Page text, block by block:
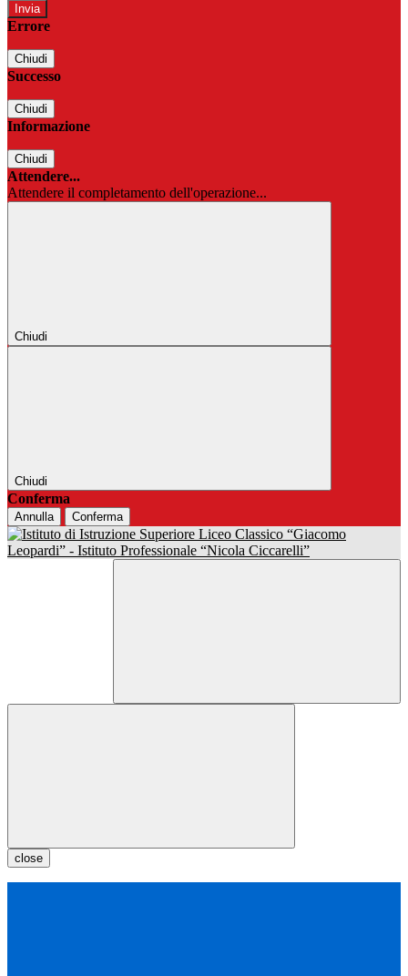
Errore
Chiudi
Successo
Chiudi
Informazione
Chiudi
Attendere...
Attendere il completamento dell'operazione...
Chiudi
Chiudi
Conferma
Annulla Conferma
close